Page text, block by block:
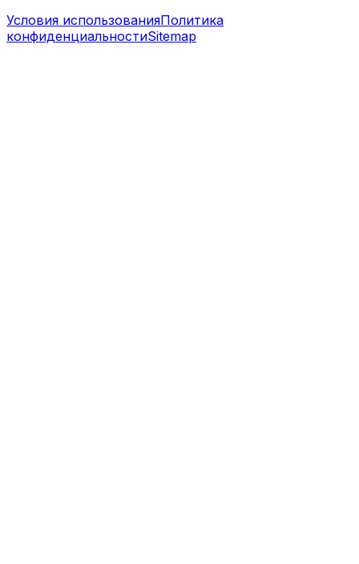
Условия использованияПолитика
конфиденциальностиSitemap